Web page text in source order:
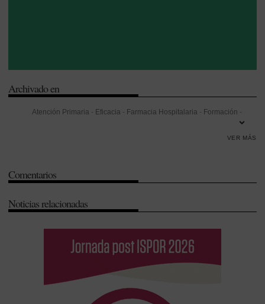
Archivado en
Atención Primaria - Eficacia - Farmacia Hospitalaria - Formación -
VER MÁS
Comentarios
Noticias relacionadas